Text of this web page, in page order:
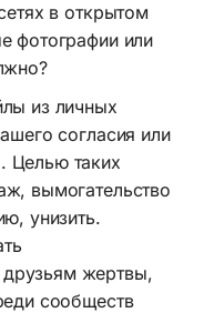
в открытом
фотографии или
из личных
согласия или
Целью таких
вымогательство
унизить.
жертвы,
сообществ